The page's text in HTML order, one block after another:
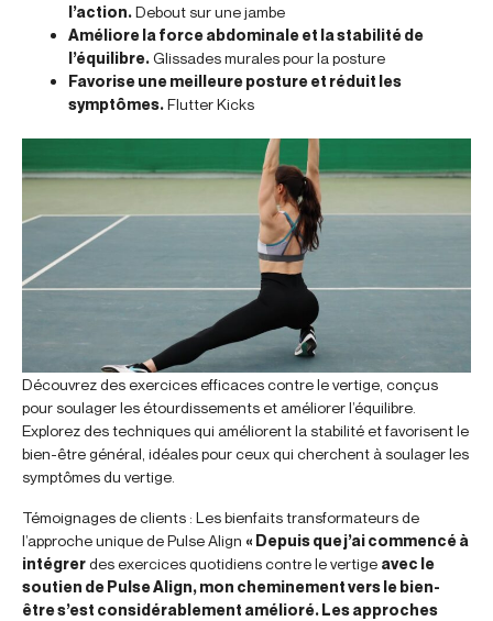
l’action.Debout sur une jambe
Améliore la force abdominale et la stabilité de
l’équilibre.Glissades murales pour la posture
Favorise une meilleure posture et réduit les
symptômes.Flutter Kicks
Découvrez des exercices efficaces contre le vertige, conçus
pour soulager les étourdissements et améliorer l’équilibre.
Explorez des techniques qui améliorent la stabilité et favorisent le
bien-être général, idéales pour ceux qui cherchent à soulager les
symptômes du vertige.
Témoignages de clients : Les bienfaits transformateurs de
l’approche unique de Pulse Align « Depuis que j’ai commencé à
intégrerdes exercices quotidiens contre le vertige avec le
soutien de Pulse Align, mon cheminement vers le bien-
être s’est considérablement amélioré. Les approches